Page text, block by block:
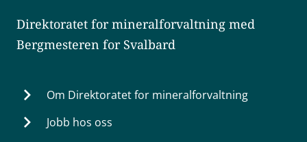
Direktoratet for mineralforvaltning med
Bergmesteren for Svalbard
Om Direktoratet for mineralforvaltning
Jobb hos oss